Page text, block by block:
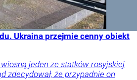
Ukraina przejmie cenny obiekt
jeden ze statków rosyjskiej
zdecydował, że przypadnie on